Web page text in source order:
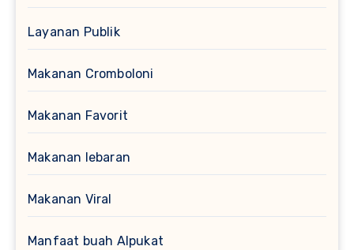
Layanan Publik
Makanan Cromboloni
Makanan Favorit
Makanan lebaran
Makanan Viral
Manfaat buah Alpukat